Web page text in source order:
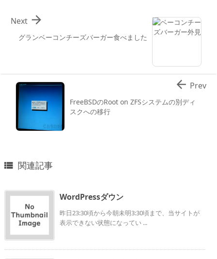
グランベーコンチーズバーガー食べました

Next
FreeBSDのRoot on ZFSシステムの別ディ
スクへの移行
 Prev
 関連記事
WordPressダウン
昨日23:30頃から今朝未明3:30頃まで、当サイトが
表示できない状態になってい ...